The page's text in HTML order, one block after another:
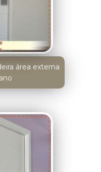
área externa